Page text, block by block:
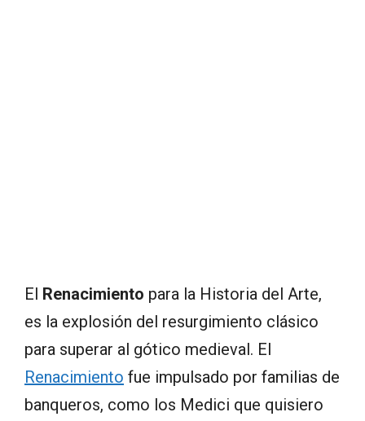
El Renacimiento para la Historia del Arte,
es la explosión del resurgimiento clásico
para superar al gótico medieval. El
Renacimiento fue impulsado por familias de
banqueros, como los Medici que quisiero